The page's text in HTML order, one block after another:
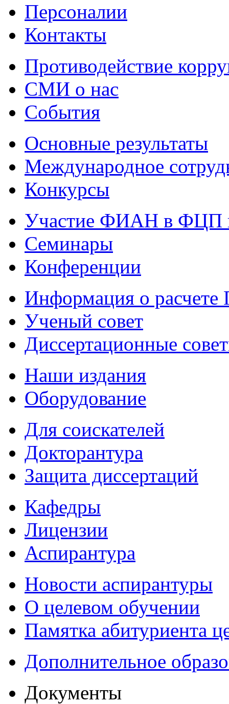
Персоналии
Контакты
Противодействие
СМИ о нас
События
Основные результаты
Международное
Конкурсы
Участие ФИАН в ФЦП
Семинары
Конференции
Информация о
Ученый совет
Диссертационные
Наши издания
Оборудование
Для соискателей
Докторантура
Защита диссертаций
Кафедры
Лицензии
Аспирантура
Новости аспирантуры
О целевом обучении
Памятка абитуриента
Дополнительное
Документы